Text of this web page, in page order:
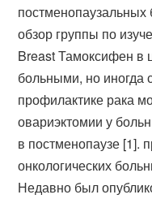
обзор группы по
Breast Тамоксифен в
больными, но иногда
профилактике рака
овариэктомии у
в постменопаузе [1].
онкологических
Недавно был